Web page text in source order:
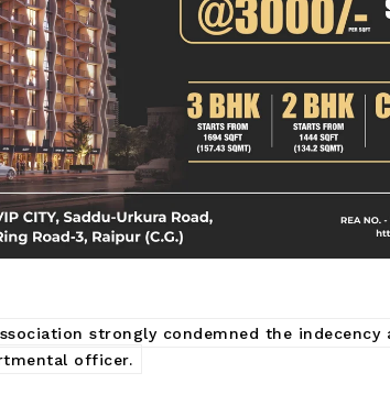
strongly condemned the indecency
officer.